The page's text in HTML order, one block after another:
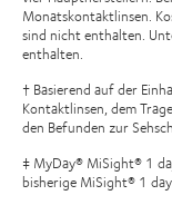
Monatskontaktlinsen.
sind nicht enthalten.
enthalten.
† Basierend auf der
Kontaktlinsen, dem
den Befunden zur
‡ MyDay® MiSight® 1
bisherige MiSight® 1